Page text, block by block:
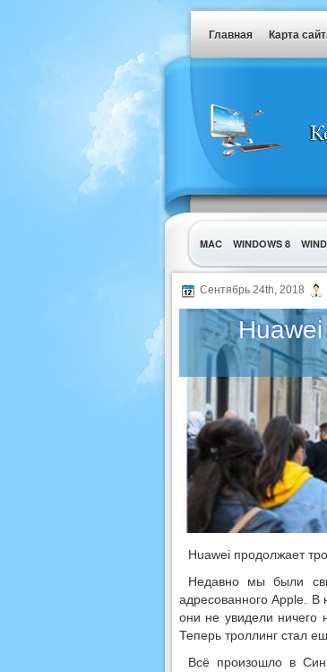
Главная Карта
MAC WINDOWS 8
УТИЛИТЫ
Сентябрь 24th, 2018
Huawei продолжает
Недавно мы были
адресованного Apple. В
они не увидели ничего
Теперь троллинг стал
Всё произошло в